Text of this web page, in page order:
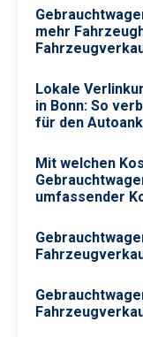
mehr
Lokale
in Bonn: So
für den
Mit welchen
umfassender